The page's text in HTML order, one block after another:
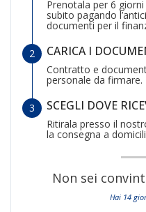
Prenotala per 6
subito pagando
documenti per il
CARICA I
Contratto e
personale da firmare.
SCEGLI DOVE
Ritirala presso il
la consegna a
Non sei
Hai 14